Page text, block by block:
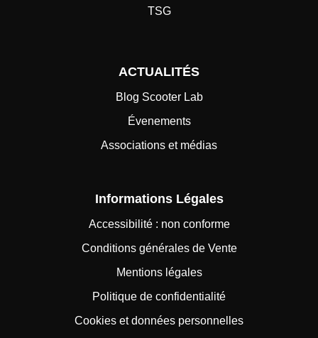
TSG
ACTUALITÉS
Blog Scooter Lab
Évenements
Associations et médias
Informations Légales
Accessibilité : non conforme
Conditions générales de Vente
Mentions légales
Politique de confidentialité
Cookies et données personnelles